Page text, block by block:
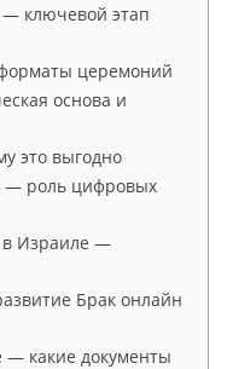
ключевой этап
церемоний
основа и
это выгодно
— роль цифровых
в Израиле —
Брак онлайн
— какие документы